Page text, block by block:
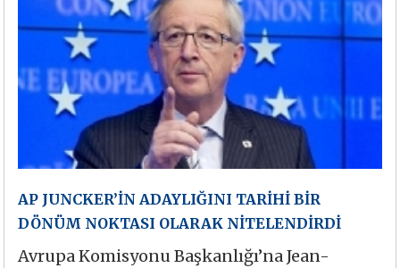
AP JUNCKER’İN ADAYLIĞINI TARİHİ BİR
DÖNÜM NOKTASI OLARAK NİTELENDİRDİ
Avrupa Komisyonu Başkanlığı’na Jean-